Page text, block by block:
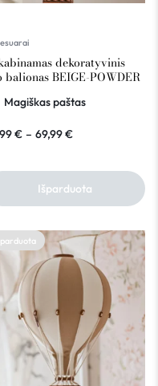
dekoratyvinis
balionas BEIGE-POWDER
Magiškas paštas
€ – 69,99€
Išparduota